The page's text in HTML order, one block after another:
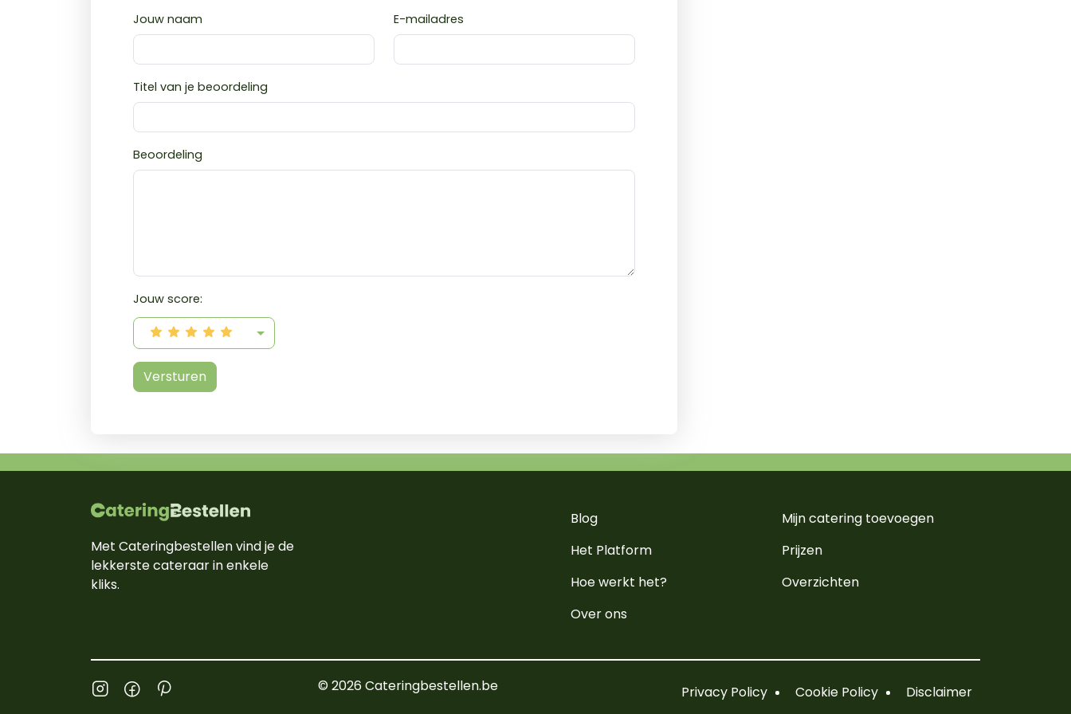
Jouw naam E-mailadres
Titel van je beoordeling
Beoordeling
Jouw score:
Versturen
Met Cateringbestellen vind je de
lekkerste cateraar in enkele
kliks.
Blog
Het Platform
Hoe werkt het?
Over ons
Mijn catering toevoegen
Prijzen
Overzichten
© 2026 Cateringbestellen.be Privacy Policy Cookie Policy Disclaimer